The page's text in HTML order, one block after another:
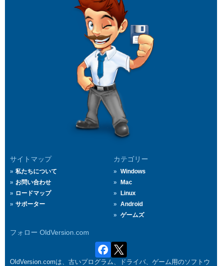
サイトマップ
私たちについて
お問い合わせ
ロードマップ
サポーター
カテゴリー
Windows
Mac
Linux
Android
ゲームズ
フォロー OldVersion.com
OldVersion.comは、古いプログラム、ドライバ、ゲーム用のソフトウ